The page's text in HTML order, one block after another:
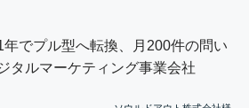
でプル型へ転換、月200件の問い
タルマーケティング事業会社